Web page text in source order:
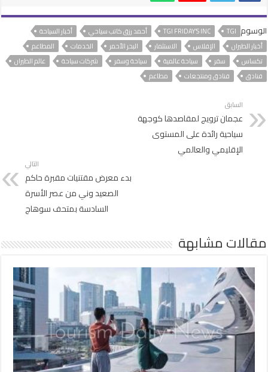
الوسوم TGI
TGI FRIDAY’S INC أحمد رزق كاتب سياحي
أخبار السياحة
أخبار الطيران
الإفلاس الاستثمار البحر الأحمر الخدمات
المطاعم
تكساس
سفر سياحة عالمية سياحة وسفر شركات سياحة
عالم الطيران
فنادق
فنادق ومنتجعات مطاعم
السابق
عجمان ترويج لمقاصدها كوجهة
سياحية رائدة على المستوى
الإقليمي والعالمي
التالي
بدء معرض مقتنيات مقبرة حاكم
الصعيد وني من عصر الأسرة
السادسة بمتحف سوهاج
مقالات مشابهة